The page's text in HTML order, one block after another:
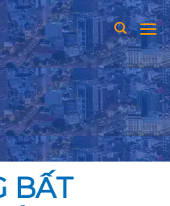
BẤT